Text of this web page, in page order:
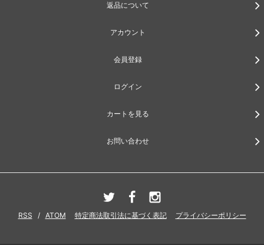
返品について
アカウント
会員登録
ログイン
カートを見る
お問い合わせ
RSS / ATOM 特定商法取引法に基づく表記 プライバシーポリシー